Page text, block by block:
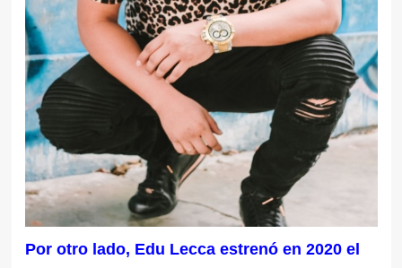
Por otro lado, Edu Lecca estrenó en 2020 el